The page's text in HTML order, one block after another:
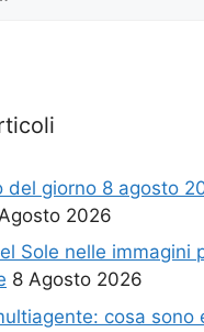
del giorno 8 agosto
2026
Sole nelle immagini
8 Agosto 2026
cosa sono